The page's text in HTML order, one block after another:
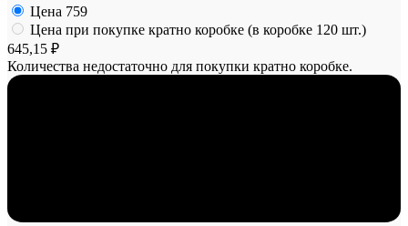
Цена 759
Цена при покупке кратно коробке (в коробке 120 шт.)
645,15 ₽
Количества недостаточно для покупки кратно коробке.